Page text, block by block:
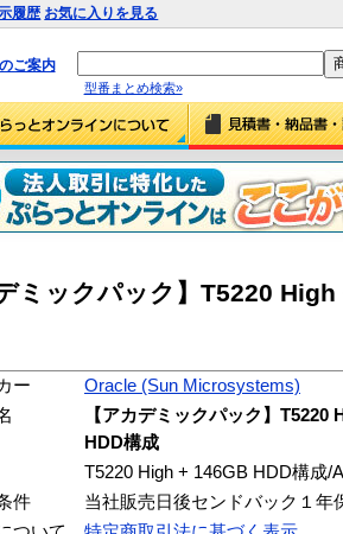
履歴 お気に入りを見る
ご案内
型番まとめ検索»
ックパック】T5220 High
ー
Oracle (Sun Microsystems)
【アカデミックパック】T5220
HDD構成
T5220 High + 146GB HDD構成/A
件
当社販売日後センドバック１年